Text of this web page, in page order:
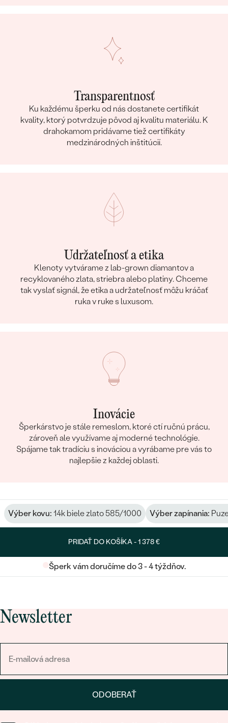
Transparentnosť
Ku každému šperku od nás dostanete certifikát
kvality, ktorý potvrdzuje pôvod aj kvalitu materiálu. K
drahokamom pridávame tiež certifikáty
medzinárodných inštitúcií.
Udržateľnosť a etika
Klenoty vytvárame z lab-grown diamantov a
recyklovaného zlata, striebra alebo platiny. Chceme
tak vyslať signál, že etika a udržateľnosť môžu kráčať
ruka v ruke s luxusom.
Inovácie
Šperkárstvo je stále remeslom, ktoré ctí ručnú prácu,
zároveň ale využívame aj moderné technológie.
Spájame tak tradíciu s inováciou a vyrábame pre vás to
najlepšie z každej oblasti.
Výber kovu: 14k biele zlato 585/1000 Výber zapínania:
PRIDAŤ DO KOŠÍKA -1 378 €
Šperk vám doručíme do 3 - 4 týždňov.
Newsletter
ODOBERAŤ